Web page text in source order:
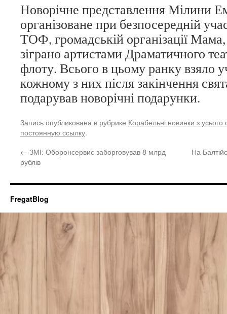
Новорічне представлення Мілини
організоване при безпосередній
ТОФ, громадській організації
зіграно артистами Драматичного
флоту. Всього в цьому ранку взяло
кожному з них після закінчення
подарував новорічні подарунки.
Запись опубликована в рубрике Корабельні новинки з усього
постоянную ссылку.
← ЗМІ: Оборонсервис заборговував 8 млрд
рублів
На
FregatBlog